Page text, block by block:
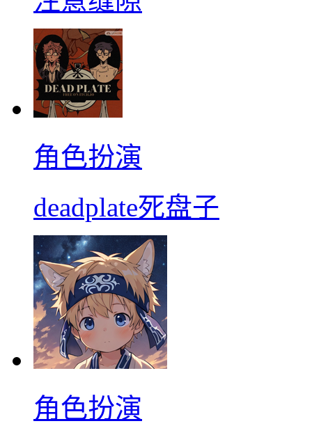
角色扮演
deadplate死盘子
角色扮演